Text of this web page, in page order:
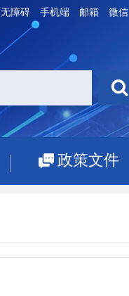
无障碍 手机端 邮箱 微信
政策文件